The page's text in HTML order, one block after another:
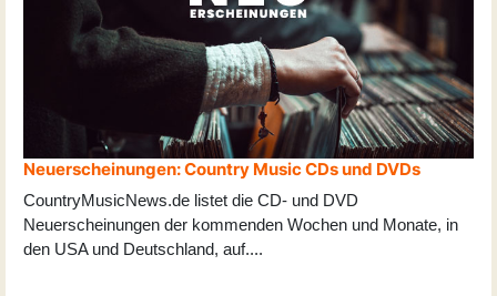
Neuerscheinungen: Country Music CDs und DVDs
CountryMusicNews.de listet die CD- und DVD
Neuerscheinungen der kommenden Wochen und Monate, in
den USA und Deutschland, auf....